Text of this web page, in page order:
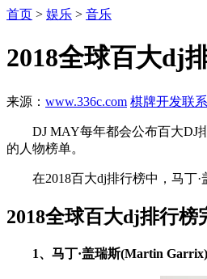
首页 > 娱乐 > 音乐
2018全球百大dj
来源： www.336c.com 棋牌开发联
DJ MAY每年都会公布百大DJ排
的人物榜单。
在2018百大dj排行榜中，马丁·
2018全球百大dj排行榜
1、马丁·盖瑞斯(Martin Garrix)